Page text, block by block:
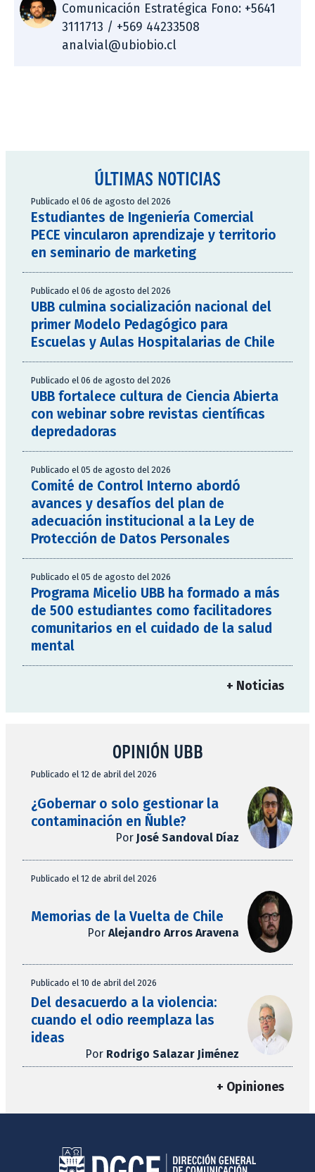
Comunicación Estratégica Fono: +5641
3111713 / +569 44233508
analvial@ubiobio.cl
ÚLTIMAS NOTICIAS
Publicado el 06 de agosto del 2026
Estudiantes de Ingeniería Comercial
PECE vincularon aprendizaje y territorio
en seminario de marketing
Publicado el 06 de agosto del 2026
UBB culmina socialización nacional del
primer Modelo Pedagógico para
Escuelas y Aulas Hospitalarias de Chile
Publicado el 06 de agosto del 2026
UBB fortalece cultura de Ciencia Abierta
con webinar sobre revistas científicas
depredadoras
Publicado el 05 de agosto del 2026
Comité de Control Interno abordó
avances y desafíos del plan de
adecuación institucional a la Ley de
Protección de Datos Personales
Publicado el 05 de agosto del 2026
Programa Micelio UBB ha formado a más
de 500 estudiantes como facilitadores
comunitarios en el cuidado de la salud
mental
+ Noticias
OPINIÓN UBB
Publicado el 12 de abril del 2026
¿Gobernar o solo gestionar la
contaminación en Ñuble?
Por José Sandoval Díaz
Publicado el 12 de abril del 2026
Memorias de la Vuelta de Chile
Por Alejandro Arros Aravena
Publicado el 10 de abril del 2026
Del desacuerdo a la violencia:
cuando el odio reemplaza las
ideas
Por Rodrigo Salazar Jiménez
+ Opiniones